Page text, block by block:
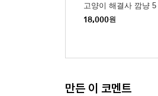
고양이 해결사 깜냥 5
18,000원
만든 이 코멘트